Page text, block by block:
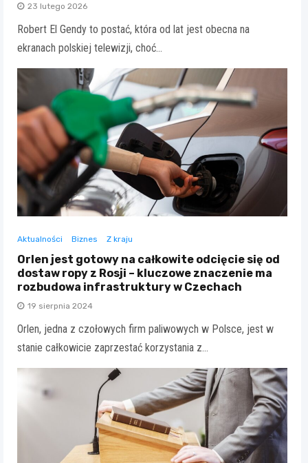
23 lutego 2026
Robert El Gendy to postać, która od lat jest obecna na
ekranach polskiej telewizji, choć…
Aktualności Biznes Z kraju
Orlen jest gotowy na całkowite odcięcie się od
dostaw ropy z Rosji – kluczowe znaczenie ma
rozbudowa infrastruktury w Czechach
19 sierpnia 2024
Orlen, jedna z czołowych firm paliwowych w Polsce, jest w
stanie całkowicie zaprzestać korzystania z…